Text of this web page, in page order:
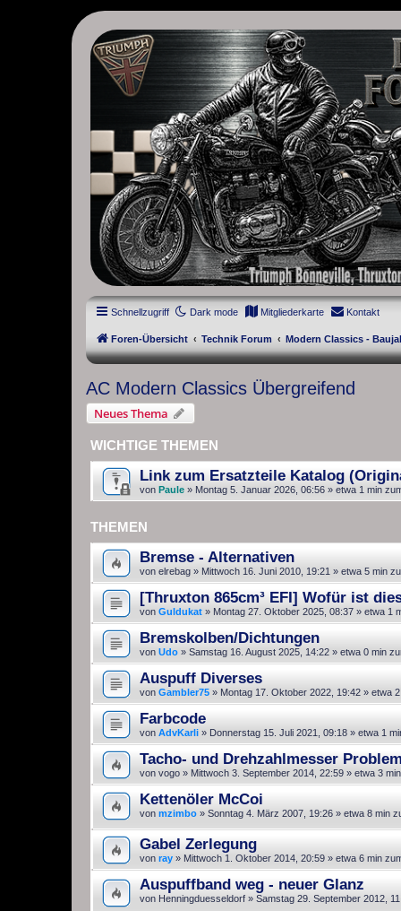
thruxton-forum.de
DAS FORUM! Alles rund um die Triumph Modern Classic
Street Cup, America und Speedmaster.
Schnellzugriff Dark mode Mitgliederkarte Kontakt
Foren-Übersicht Technik Forum Modern Classics -
AC Modern Classics Übergreifend
Neues Thema
WICHTIGE THEMEN
Link zum Ersatzteile Katalog
von Paule » Montag 5. Januar 2026, 06:56 » etwa 1 min
THEMEN
Bremse - Alternativen
von elrebag » Mittwoch 16. Juni 2010, 19:21 » etwa 5 min
[Thruxton 865cm³ EFI] Wofür ist
von Guldukat » Montag 27. Oktober 2025, 08:37 » etwa 1
Bremskolben/Dichtungen
von Udo » Samstag 16. August 2025, 14:22 » etwa 0 min
Auspuff Diverses
von Gambler75 » Montag 17. Oktober 2022, 19:42 » etwa
Farbcode
von AdvKarli » Donnerstag 15. Juli 2021, 09:18 » etwa 1
Tacho- und Drehzahlmesser
von vogo » Mittwoch 3. September 2014, 22:59 » etwa 3
Kettenöler McCoi
von mzimbo » Sonntag 4. März 2007, 19:26 » etwa 8 min
Gabel Zerlegung
von ray » Mittwoch 1. Oktober 2014, 20:59 » etwa 6 min
Auspuffband weg - neuer Glanz
von Henningduesseldorf » Samstag 29. September 2012,